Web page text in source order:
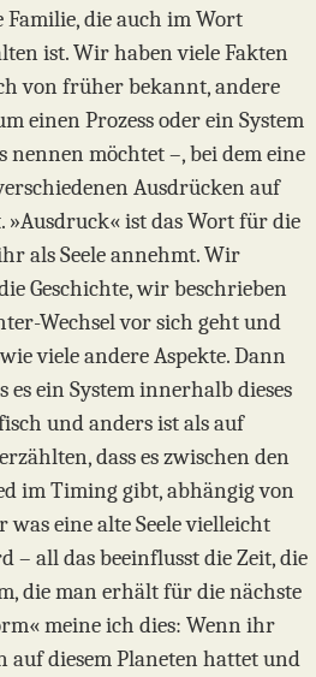
Familie, die auch im Wort
ist. Wir haben viele Fakten
von früher bekannt, andere
einen Prozess oder ein System
möchtet –, bei dem eine
Ausdrücken auf
»Ausdruck« ist das Wort für die
als Seele annehmt. Wir
Geschichte, wir beschrieben
Wechsel vor sich geht und
viele andere Aspekte. Dann
es ein System innerhalb dieses
und anders ist als auf
dass es zwischen den
im Timing gibt, abhängig von
was eine alte Seele vielleicht
– all das beeinflusst die Zeit, die
die man erhält für die nächste
meine ich dies: Wenn ihr
auf diesem Planeten hattet und